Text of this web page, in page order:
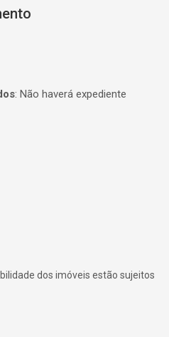
: Não haverá expediente
dos imóveis estão sujeitos